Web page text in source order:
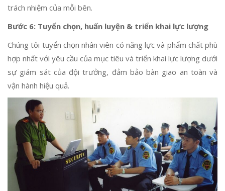
trách nhiệm của mỗi bên.
Bước 6: Tuyển chọn, huấn luyện & triển khai lực lượng
Chúng tôi tuyển chọn nhân viên có năng lực và phẩm chất phù
hợp nhất với yêu cầu của mục tiêu và triển khai lực lượng dưới
sự giám sát của đội trưởng, đảm bảo bàn giao an toàn và
vận hành hiệu quả.